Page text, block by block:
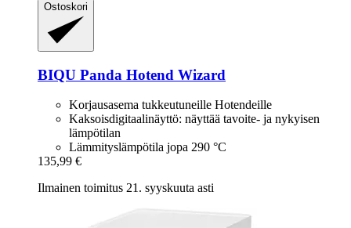
Ostoskori
BIQU Panda Hotend Wizard
Korjausasema tukkeutuneille Hotendeille
Kaksoisdigitaalinäyttö: näyttää tavoite- ja nykyisen
lämpötilan
Lämmityslämpötila jopa 290 °C
135,99 €
Ilmainen toimitus 21. syyskuuta asti